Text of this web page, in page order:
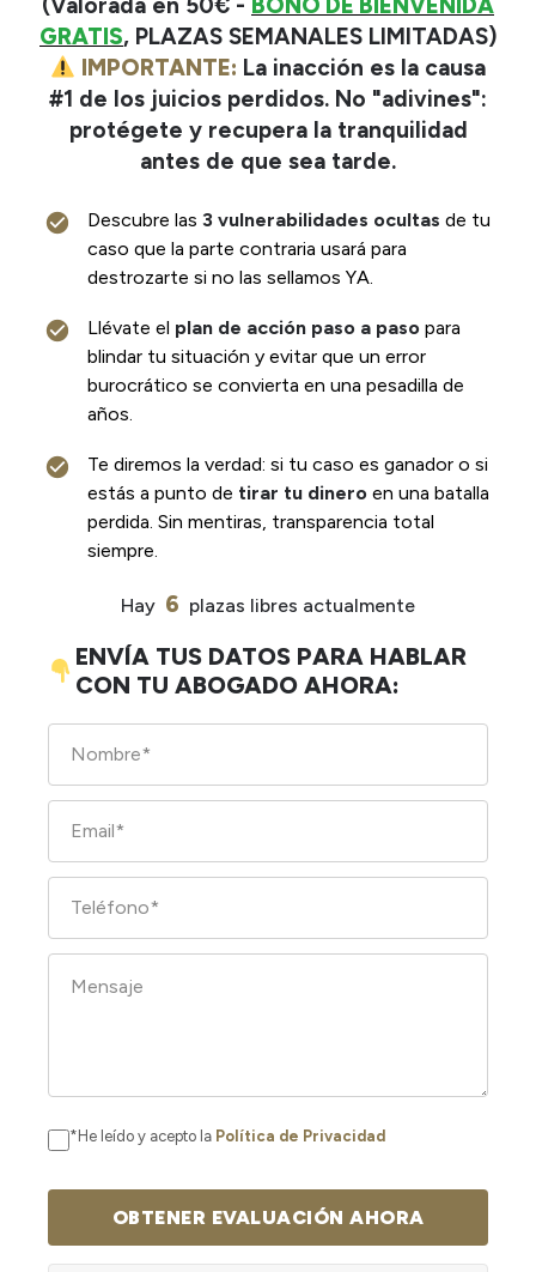
GRATIS, PLAZAS SEMANALES LIMITADAS)
IMPORTANTE: La inacción es la causa
#1 de los juicios perdidos. No "adivines":
protégete y recupera la tranquilidad
antes de que sea tarde.
Descubre las 3 vulnerabilidades ocultas de tu
caso que la parte contraria usará para
destrozarte si no las sellamos YA.
Llévate el plan de acción paso a paso para
blindar tu situación y evitar que un error
burocrático se convierta en una pesadilla de
años.
Te diremos la verdad: si tu caso es ganador o si
estás a punto de tirar tu dinero en una batalla
perdida. Sin mentiras, transparencia total
siempre.
Hay 6 plazas libres actualmente
ENVÍA TUS DATOS PARA HABLAR
CON TU ABOGADO AHORA:
*He leído y acepto la Política de Privacidad